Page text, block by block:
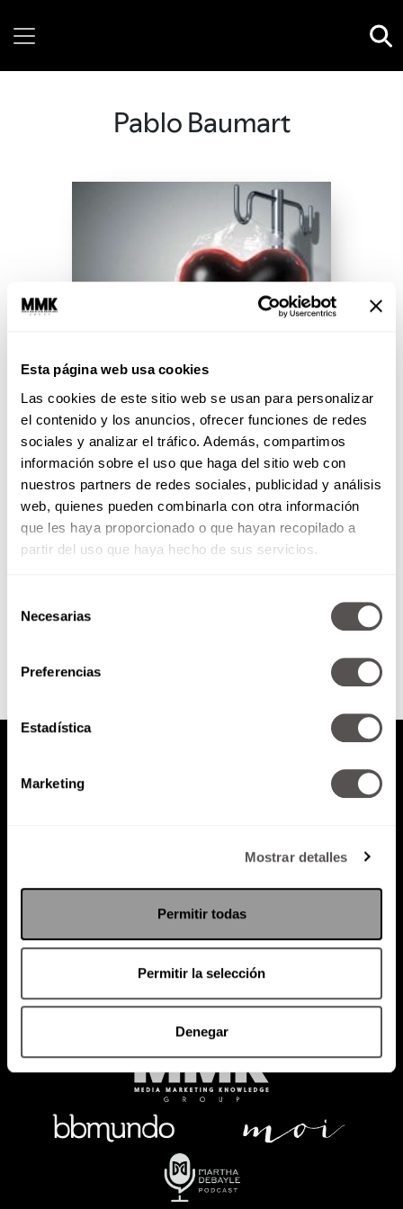
Esta página web usa cookies
Las cookies de este sitio web se usan para personalizar
el contenido y los anuncios, ofrecer funciones de redes
sociales y analizar el tráfico. Además, compartimos
información sobre el uso que haga del sitio web con
nuestros partners de redes sociales, publicidad y análisis
web, quienes pueden combinarla con otra información
que les haya proporcionado o que hayan recopilado a
partir del uso que haya hecho de sus servicios.
Necesarias
Preferencias
Estadística
Marketing
Mostrar detalles
Permitir todas
Permitir la selección
Denegar
Pablo Baumart
#Blooders cambiando la
manera de donar sangre
Les decimos todo sobre
Blooders, la app para recibir y
donar sangre en México.
Política de Privacidad
PODCAST RADIO MARTHA EVENTOS
SACA TU ID